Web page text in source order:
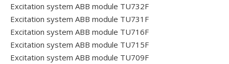
Excitation system ABB module TU732F
Excitation system ABB module TU731F
Excitation system ABB module TU716F
Excitation system ABB module TU715F
Excitation system ABB module TU709F